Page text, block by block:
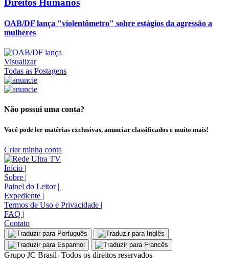
OAB/DF lança "violentômetro" sobre estágios da agressão a
mulheres
Visualizar
Todas as Postagens
Não possui uma conta?
Você pode ler matérias exclusivas, anunciar classificados e muito mais!
Criar minha conta
Início |
Sobre |
Painel do Leitor |
Expediente |
Termos de Uso e Privacidade |
FAQ |
Contato
Grupo JC Brasil- Todos os direitos reservados